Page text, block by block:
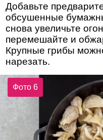
Добавьте
обсушенные
снова увеличьте
перемешайте и
Крупные грибы
нарезать.
Фото 6